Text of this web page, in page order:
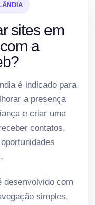
sites em
a
é indicado para
a presença
e criar uma
contatos,
desenvolvido com
simples,